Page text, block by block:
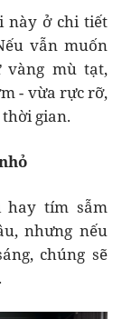
này ở chi tiết
vẫn muốn
vàng mù tạt,
- vừa rực rỡ,
gian.
hay tím sẫm
nhưng nếu
chúng sẽ